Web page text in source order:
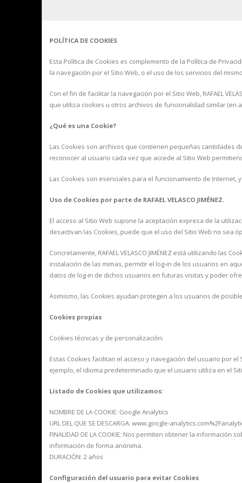
POLÍTICA DE COOKIES
Esta Política de Cookies es complemento de la Política de
la navegación por el Sitio Web, o el uso de los servicios del
Con el fin de facilitar la navegación por el Sitio Web, RAFAEL
que utiliza cookies u otros archivos de funcionalidad similar (en
¿Qué es una Cookie?
Las Cookies son archivos que contienen pequeñas cantidades
reconocer al usuario cada vez que accede al Sitio Web
Las Cookies son esenciales para el funcionamiento de
Uso de Cookies por parte de RAFAEL VELASCO JIMÉNEZ.
El acceso al Sitio Web supone la aceptación expresa de la
desactivan las Cookies, puede que el uso del Sitio Web no sea
Concretamente, RAFAEL VELASCO JIMÉNEZ está utilizando
instalación de las mimas, permitir el log-in de los usuarios en
datos de log-in de dichos usuarios en futuras visitas y poder
Asimismo, las Cookies ayudan protegen a los usuarios de
Cookies propias
Cookies técnicas y de personalización:
Estas Cookies facilitan el acceso y navegación del usuario por
ejemplo, el idioma predeterminado que el usuario utiliza en el
Listado de Cookies que utilizamos:
NOMBRE DE LA COOKIE: Google Analytics
URL DEL QUE SE DESCARGA: www.google-
FINALIDAD DE LA COOKIE: Nos permiten obtener la
información de forma anónima.
DURACIÓN: 2 años
Configuración del usuario para evitar Cookies